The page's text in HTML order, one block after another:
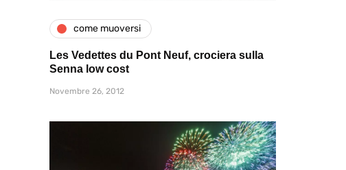
come muoversi
Les Vedettes du Pont Neuf, crociera sulla
Senna low cost
Novembre 26, 2012